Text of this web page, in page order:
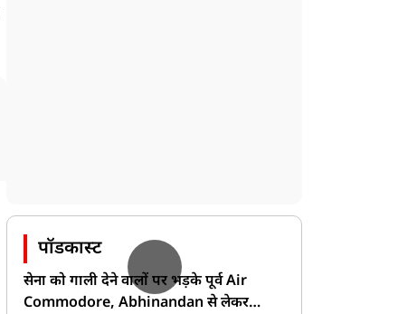
पॉडकास्ट
सेना को गाली देने वालों पर भड़के पूर्व Air
Commodore, Abhinandan से लेकर